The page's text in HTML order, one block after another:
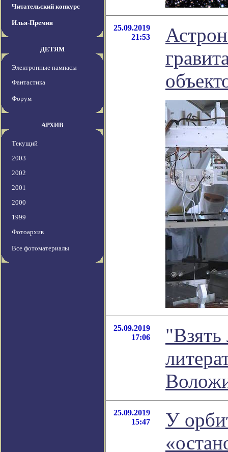
Читательский конкурс
Илья-Премия
ДЕТЯМ
Электронные пампасы
Фантастика
Форум
АРХИВ
Текущий
2003
2002
2001
2000
1999
Фотоархив
Все фотоматериалы
25.09.2019
21:53
25.09.2019
17:06
25.09.2019
15:47
У